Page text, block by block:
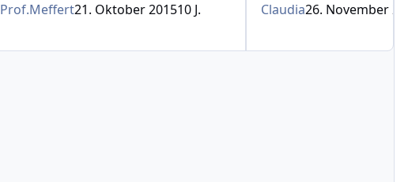
Prof.Meffert21. Oktober 201510 J. Claudia26. November